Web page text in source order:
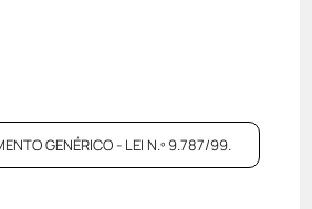
GENÉRICO - LEI N.º 9.787/99.